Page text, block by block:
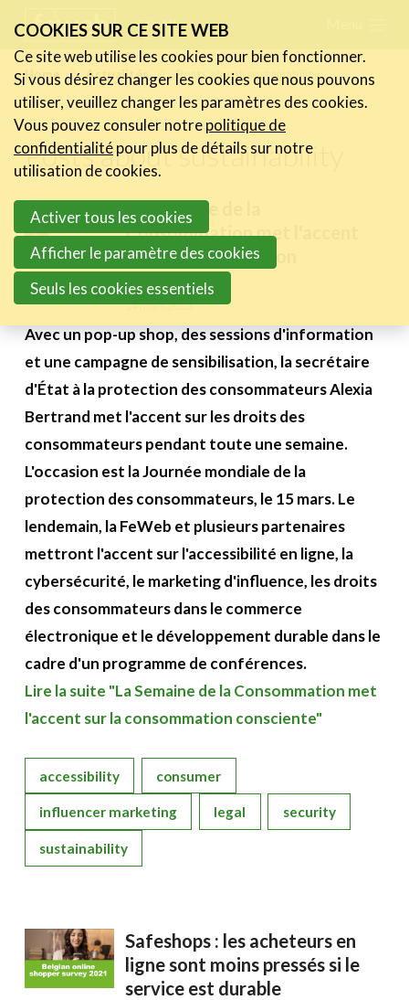
links
Jump
to
navigation
Jump
main
content
FR NL
Home Actualités Posts about sustainability
Posts about sustainability
La Semaine de la
Consommation met l'accent
sur la consommation
consciente
14 mars 2023
Avec un pop-up shop, des sessions d'information
et une campagne de sensibilisation, la secrétaire
d'État à la protection des consommateurs Alexia
Bertrand met l'accent sur les droits des
consommateurs pendant toute une semaine.
L'occasion est la Journée mondiale de la
protection des consommateurs, le 15 mars. Le
lendemain, la FeWeb et plusieurs partenaires
mettront l'accent sur l'accessibilité en ligne, la
cybersécurité, le marketing d'influence, les droits
des consommateurs dans le commerce
électronique et le développement durable dans le
cadre d'un programme de conférences.
Lire la suite "La Semaine de la Consommation met
l'accent sur la consommation consciente"
accessibility consumer
influencer marketing legal security
sustainability
Safeshops : les acheteurs en
ligne sont moins pressés si le
service est durable
Actualités
Les nouvelles du secteur
Les FeWeb Vidéos
Les Cases des membres
Activités
Cases Gallery
Le Toolbox
Annuaire prestataires
A propos
Become a member
COOKIES SUR CE SITE WEB
Ce site web utilise les cookies pour bien fonctionner.
Si vous désirez changer les cookies que nous pouvons
utiliser, veuillez changer les paramètres des cookies.
Vous pouvez consuler notrepolitique de
confidentialitépour plus de détails sur notre
utilisation de cookies.
Activer tous les cookies
Afficher le paramètre des cookies
Seuls les cookies essentiels